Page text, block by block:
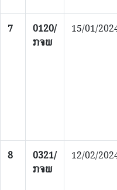
7
0120/
ກຈພ
15/01/
8
0321/
ກຈພ
12/02/